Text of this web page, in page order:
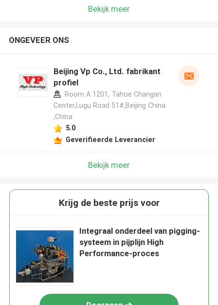
Bekijk meer
ONGEVEER ONS
Beijing Vp Co., Ltd. fabrikant
profiel
Room A 1201, Tahoe Changan
Center,Lugu Road 51#,Beijing China.
,China
5.0
Geverifieerde Leverancier
Bekijk meer
Krijg de beste prijs voor
Integraal onderdeel van pigging-
systeem in pijplijn High
Performance-proces